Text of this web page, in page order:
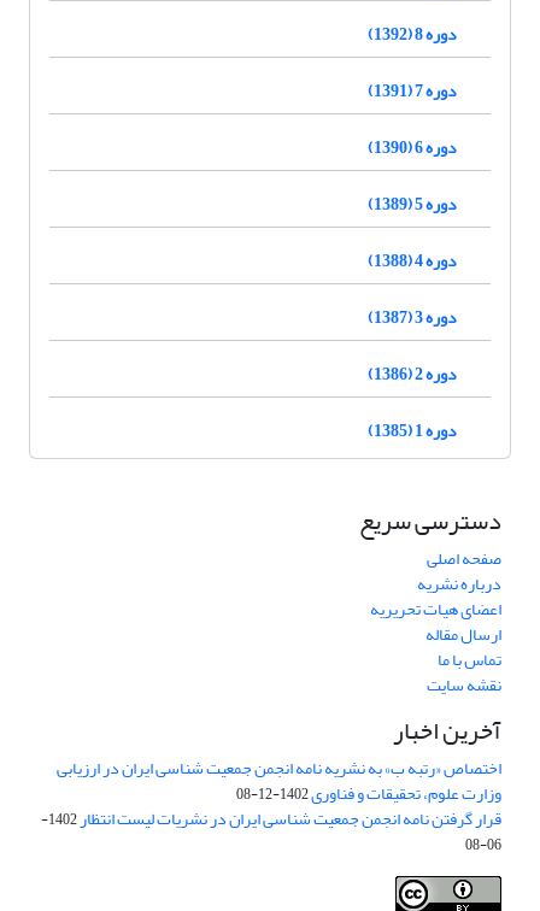
دوره 8 (1392)
دوره 7 (1391)
دوره 6 (1390)
دوره 5 (1389)
دوره 4 (1388)
دوره 3 (1387)
دوره 2 (1386)
دوره 1 (1385)
دسترسی سریع
صفحه اصلی
درباره نشریه
اعضای هیات تحریریه
ارسال مقاله
تماس با ما
نقشه سایت
آخرین اخبار
اختصاص «رتبه ب» به نشریه نامه انجمن جمعیت شناسی ایران در ارزیابی
وزارت علوم، تحقیقات و فناوری1402-12-08
قرار گرفتن نامه انجمن جمعیت شناسی ایران در نشریات لیست انتظار
1402-
06-08